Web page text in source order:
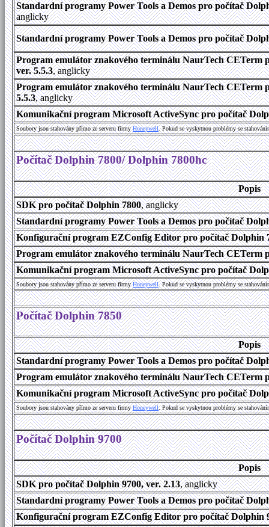
Standardní programy Power Tools a Demos pro počítač
anglicky
Standardní programy Power Tools a Demos pro počítač
Program emulátor znakového terminálu NaurTech CETerm
ver. 5.5.3, anglicky
Program emulátor znakového terminálu NaurTech CETerm
5.5.3, anglicky
Komunikační program Microsoft ActiveSync pro počítač
Soubory jsou stahovány přímo ze serveru firmyHoneywell. Pokud se vyskytnou problémy se
Počítač Dolphin 7800/ Dolphin 7800hc
Popis
SDK pro počítač Dolphin 7800, anglicky
Standardní programy Power Tools a Demos pro počítač
Konfigurační program EZConfig Editor pro počítač Dolphin
Program emulátor znakového terminálu NaurTech CETerm
Komunikační program Microsoft ActiveSync pro počítač
Soubory jsou stahovány přímo ze serveru firmyHoneywell. Pokud se vyskytnou problémy se
Počítač Dolphin 7850
Popis
Standardní programy Power Tools a Demos pro počítač
Program emulátor znakového terminálu NaurTech CETerm
Komunikační program Microsoft ActiveSync pro počítač
Soubory jsou stahovány přímo ze serveru firmyHoneywell. Pokud se vyskytnou problémy se
Počítač Dolphin 9700
Popis
SDK pro počítač Dolphin 9700, ver. 2.13, anglicky
Standardní programy Power Tools a Demos pro počítač
Konfigurační program EZConfig Editor pro počítač Dolphin